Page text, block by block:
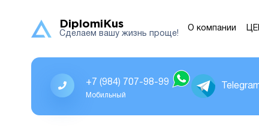
DiplomiKus
Сделаем вашу жизнь проще!
О компании
+7 (984) 707-98-99
Мобильный